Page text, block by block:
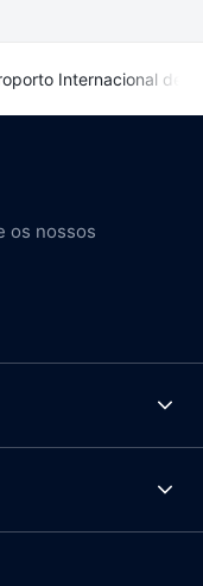
Internacional de
os nossos